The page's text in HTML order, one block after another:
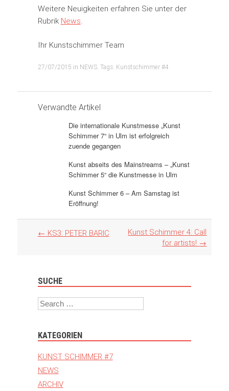
Weitere Neuigkeiten erfahren Sie unter der
Rubrik News.
Ihr Kunstschimmer Team
27/07/2015 in NEWS. Tags: Kunstschimmer #4
Verwandte Artikel
Die internationale Kunstmesse „Kunst
Schimmer 7“ in Ulm ist erfolgreich
zuende gegangen
Kunst abseits des Mainstreams – „Kunst
Schimmer 5“ die Kunstmesse in Ulm
Kunst Schimmer 6 – Am Samstag ist
Eröffnung!
Artikel
← KS3: PETER BARIC
Kunst Schimmer 4: Call
for artists! →
SUCHE
Search
KATEGORIEN
KUNST SCHIMMER #7
NEWS
ARCHIV